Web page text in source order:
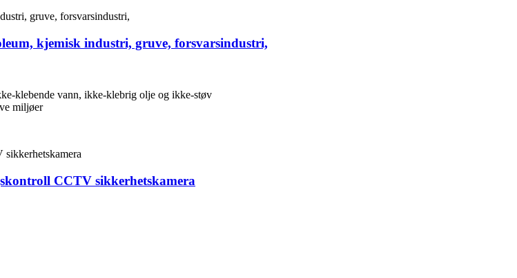
kjemisk industri, gruve, forsvarsindustri,
klebende vann, ikke-klebrig olje og ikke-støv
miljøer
CCTV sikkerhetskamera